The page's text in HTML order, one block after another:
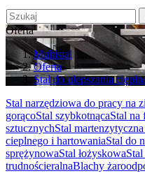
Oferta
Multistal
Oferta
Stal do ulepszania
Stal narzędziowa do pracy na
gorącoStal szybkotnącaStal na
sztucznychStal
cieplnego i hartowaniaStal do
sprężynowaStal łożyskowa
trudnościeralnaBlachy